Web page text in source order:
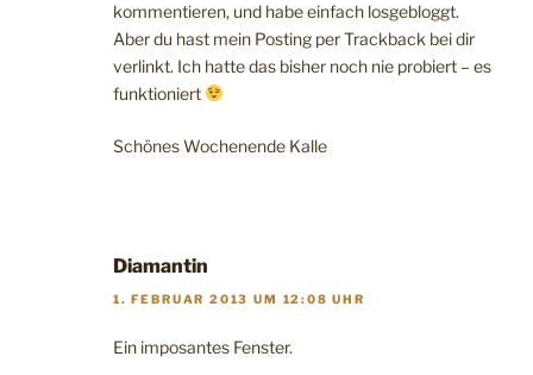
kommentieren, und habe einfach losgebloggt.
Aber du hast mein Posting per Trackback bei dir
verlinkt. Ich hatte das bisher noch nie probiert – es
funktioniert
Schönes Wochenende Kalle
Diamantin
1. FEBRUAR 2013 UM 12:08 UHR
Ein imposantes Fenster.